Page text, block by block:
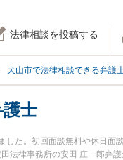
法律相談を投稿する
犬山市で法律相談できる弁護
士
た。初回面談無料や休日
法律事務所の安田 庄一郎弁